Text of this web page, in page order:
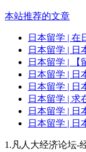
本站推荐的文章
日本留学 | 在
日本留学 | 日
日本留学 | 【
日本留学 | 日
日本留学 | 日
日本留学 | 求
日本留学 | 日
日本留学 | 日
1.凡人大经济论坛-